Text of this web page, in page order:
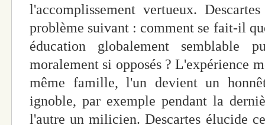
l'accomplissement vertueux.
problème suivant : comment se fait-il
éducation globalement semblable
moralement si opposés ? L'expérience
même famille, l'un devient un
ignoble, par exemple pendant la
l'autre un milicien. Descartes élucide